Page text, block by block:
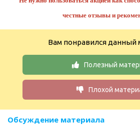
честные отзывы и
Вам понравился данный
Полезный
Плохой
Обсуждение материала